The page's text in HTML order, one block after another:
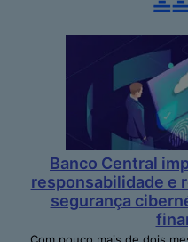
Banco Central
responsabilidade e
segurança
Com pouco mais de dois